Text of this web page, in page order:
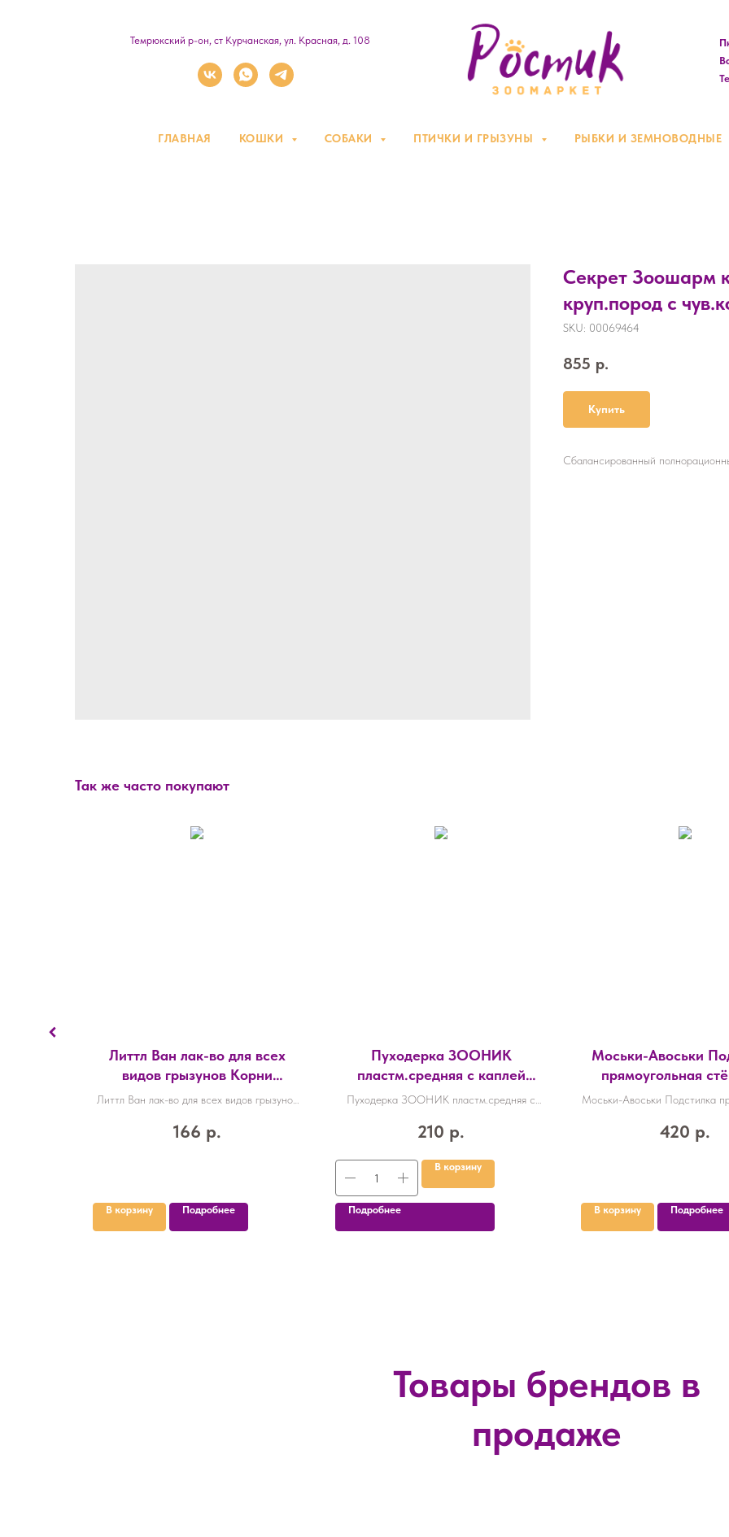
Темрюкский р-он, ст Курчанская, ул. Красная, д. 108
ГЛАВНАЯ КОШКИ СОБАКИ ПТИЧКИ И ГРЫЗУНЫ РЫБКИ И ЗЕМНОВОДНЫЕ
Секрет Зоошарм
круп.пород с
SKU: 00069464
855 р.
Купить
Сбалансированный
Так же часто покупают
Литтл Ван лак-во для всех
видов грызунов Корни
Литтл Ван лак-во для всех видов грызунов
166 р.
В корзину Подробнее
Пуходерка ЗООНИК
пластм.средняя с каплей
07233
Пуходерка ЗООНИК пластм.средняя с
210 р.
В корзину
Подробнее
Моськи-Авоськи
прямоугольная
48,5*35*2,5см,
Моськи-Авоськи Подстилка
420 р.
В корзину Подробнее
Товары брендов в
продаже